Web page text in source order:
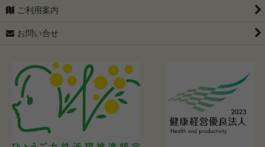
ご利用案内
お問い合せ